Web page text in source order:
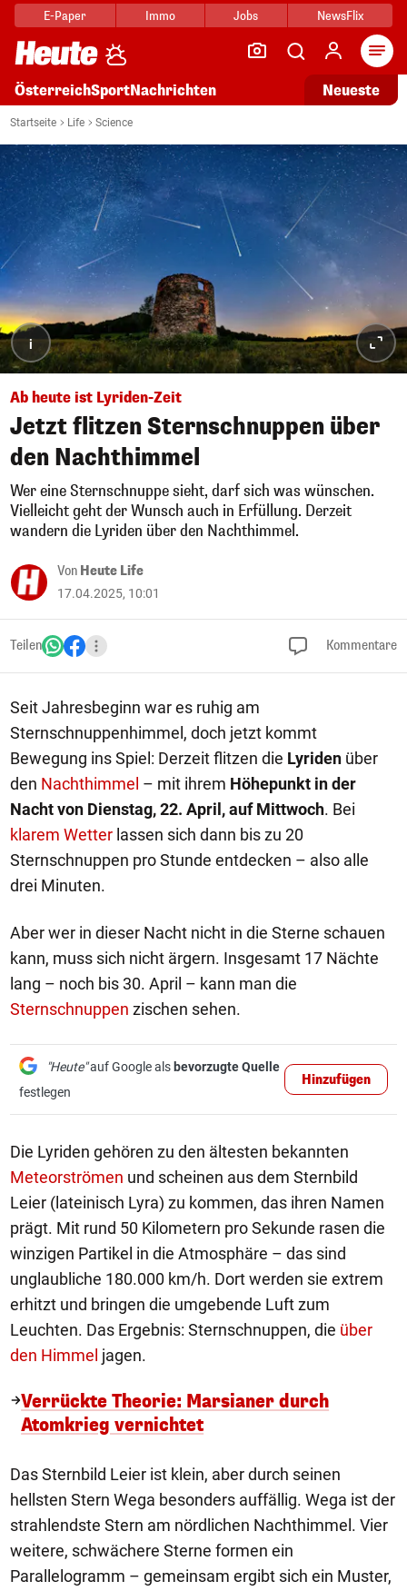
E-Paper Immo Jobs NewsFlix
ÖsterreichSportNachrichten Neueste
Startseite Life Science
i
Ab heute ist Lyriden-Zeit
Jetzt flitzen Sternschnuppen über
den Nachthimmel
Wer eine Sternschnuppe sieht, darf sich was wünschen.
Vielleicht geht der Wunsch auch in Erfüllung. Derzeit
wandern die Lyriden über den Nachthimmel.
Von Heute Life
17.04.2025, 10:01
Teilen Kommentare
Seit Jahresbeginn war es ruhig am
Sternschnuppenhimmel, doch jetzt kommt
Bewegung ins Spiel: Derzeit flitzen die Lyriden über
den Nachthimmel – mit ihrem Höhepunkt in der
Nacht von Dienstag, 22. April, auf Mittwoch. Bei
klarem Wetter lassen sich dann bis zu 20
Sternschnuppen pro Stunde entdecken – also alle
drei Minuten.
Aber wer in dieser Nacht nicht in die Sterne schauen
kann, muss sich nicht ärgern. Insgesamt 17 Nächte
lang – noch bis 30. April – kann man die
Sternschnuppen zischen sehen.
"Heute"auf Google als bevorzugte Quelle
festlegen
Hinzufügen
Die Lyriden gehören zu den ältesten bekannten
Meteorströmen und scheinen aus dem Sternbild
Leier (lateinisch Lyra) zu kommen, das ihren Namen
prägt. Mit rund 50 Kilometern pro Sekunde rasen die
winzigen Partikel in die Atmosphäre – das sind
unglaubliche 180.000 km/h. Dort werden sie extrem
erhitzt und bringen die umgebende Luft zum
Leuchten. Das Ergebnis: Sternschnuppen, die über
den Himmel jagen.
Verrückte Theorie: Marsianer durch
Atomkrieg vernichtet
Das Sternbild Leier ist klein, aber durch seinen
hellsten Stern Wega besonders auffällig. Wega ist der
strahlendste Stern am nördlichen Nachthimmel. Vier
weitere, schwächere Sterne formen ein
Parallelogramm – gemeinsam ergibt sich ein Muster,